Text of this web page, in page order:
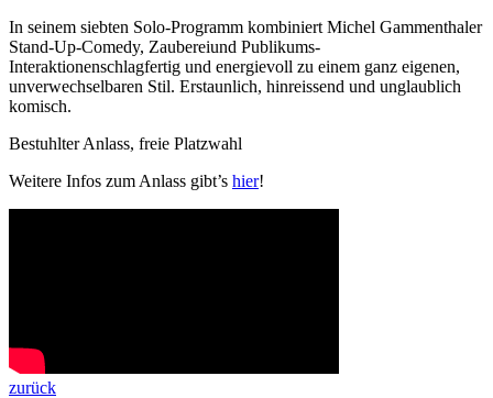
In seinem siebten Solo-Programm kombiniert Michel Gammenthaler
Stand-Up-Comedy, Zaubereiund Publikums-
Interaktionenschlagfertig und energievoll zu einem ganz eigenen,
unverwechselbaren Stil. Erstaunlich, hinreissend und unglaublich
komisch.
Bestuhlter Anlass, freie Platzwahl
Weitere Infos zum Anlass gibt’s hier!
zurück